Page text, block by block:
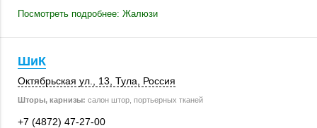
Посмотреть подробнее: Жалюзи
ШиК
Октябрьская ул., 13 Тула Россия
Шторы, карнизы: салон штор, портьерных тканей
+7 (4872) 47-27-00